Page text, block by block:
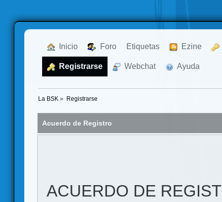
Inicio Foro Etiquetas Ezine
Registrarse Webchat Ayuda
La BSK » Registrarse
Acuerdo de Registro
ACUERDO DE